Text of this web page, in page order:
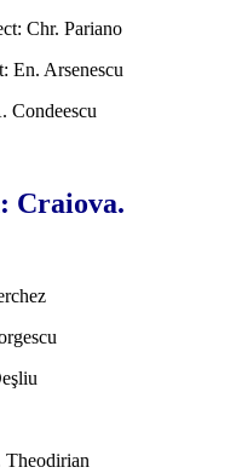
Chr. Pariano
En. Arsenescu
Condeescu
Craiova.
Theodirian